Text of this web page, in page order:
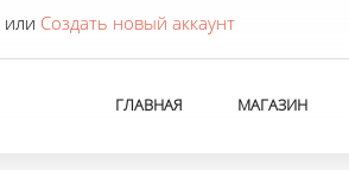
или Создать новый аккаунт
ГЛАВНАЯ МАГАЗИН